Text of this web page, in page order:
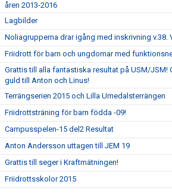
åren 2013-2016
Lagbilder
Noliagrupperna drar igång med inskrivning v.38.
Friidrott för barn och ungdomar med
Grattis till alla fantastiska resultat på USM/JSM!
guld till Anton och Linus!
Terrängserien 2015 och Lilla Umedalsterrängen
Friidrottsträning för barn födda -09!
Campusspelen-15 del2 Resultat
Anton Andersson uttagen till JEM 19
Grattis till seger i Kraftmätningen!
Friidrottsskolor 2015